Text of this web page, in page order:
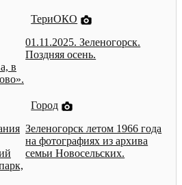
в
ТериОКО
01.11.2025. Зеленогорск.
Поздняя осень.
Город
Зеленогорск летом 1966 года
на фотографиях из архива
семьи Новосельских.